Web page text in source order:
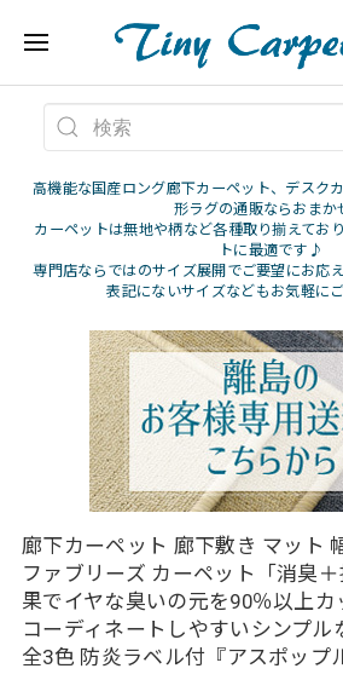
高機能な国産ロング廊下カーペット、デスク
形ラグの通販ならおまか
カーペットは無地や柄など各種取り揃えてお
トに最適です♪
専門店ならではのサイズ展開でご要望にお応
表記にないサイズなどもお気軽に
廊下カーペット 廊下敷き マット
ファブリーズ カーペット「消臭
果でイヤな臭いの元を90％以上
コーディネートしやすいシンプル
全3色 防炎ラベル付『アスポップ